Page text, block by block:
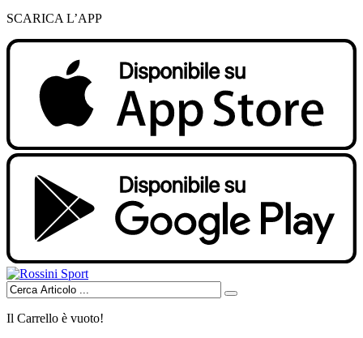
SCARICA L’APP
Il Carrello è vuoto!